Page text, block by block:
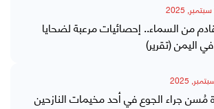
من السماء.. إحصائيات مرعبة لضحايا
اليمن (تقرير)
مُسن جراء الجوع في أحد مخيمات النازحين